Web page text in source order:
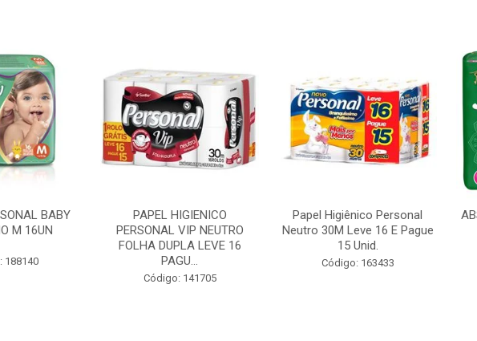
BABY
M 16UN
188140
PAPEL HIGIENICO
PERSONAL VIP NEUTRO
FOLHA DUPLA LEVE 16
PAGU...
Código: 141705
Papel Higiênico Personal
Neutro 30M Leve 16 E Pague
15 Unid.
Código: 163433